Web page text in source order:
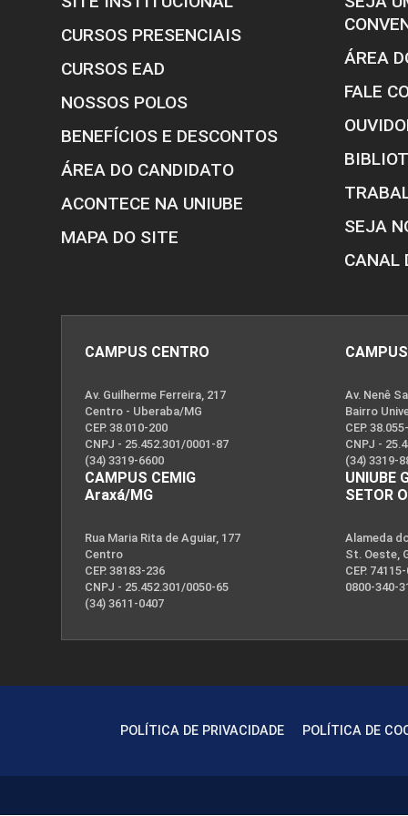
CURSOS PRESENCIAIS
CURSOS EAD
NOSSOS POLOS
BENEFÍCIOS E DESCONTOS
ÁREA DO CANDIDATO
ACONTECE NA UNIUBE
MAPA DO SITE
ÁREA
FALE
SEJA
CANAL
CAMPUS CENTRO
Av. Guilherme Ferreira, 217
Centro - Uberaba/MG
CEP. 38.010-200
CNPJ - 25.452.301/0001-87
(34) 3319-6600
CAMPUS CEMIG
Araxá/MG
Rua Maria Rita de Aguiar, 177
Centro
CEP. 38183-236
CNPJ - 25.452.301/0050-65
(34) 3611-0407
Av. Nenê
Bairro
CEP.
CNPJ -
(34) 3319-
UNIUBE
SETOR
Alameda
St. Oeste,
CEP.
0800-340-
POLÍTICA DE PRIVACIDADE POLÍTICA DE